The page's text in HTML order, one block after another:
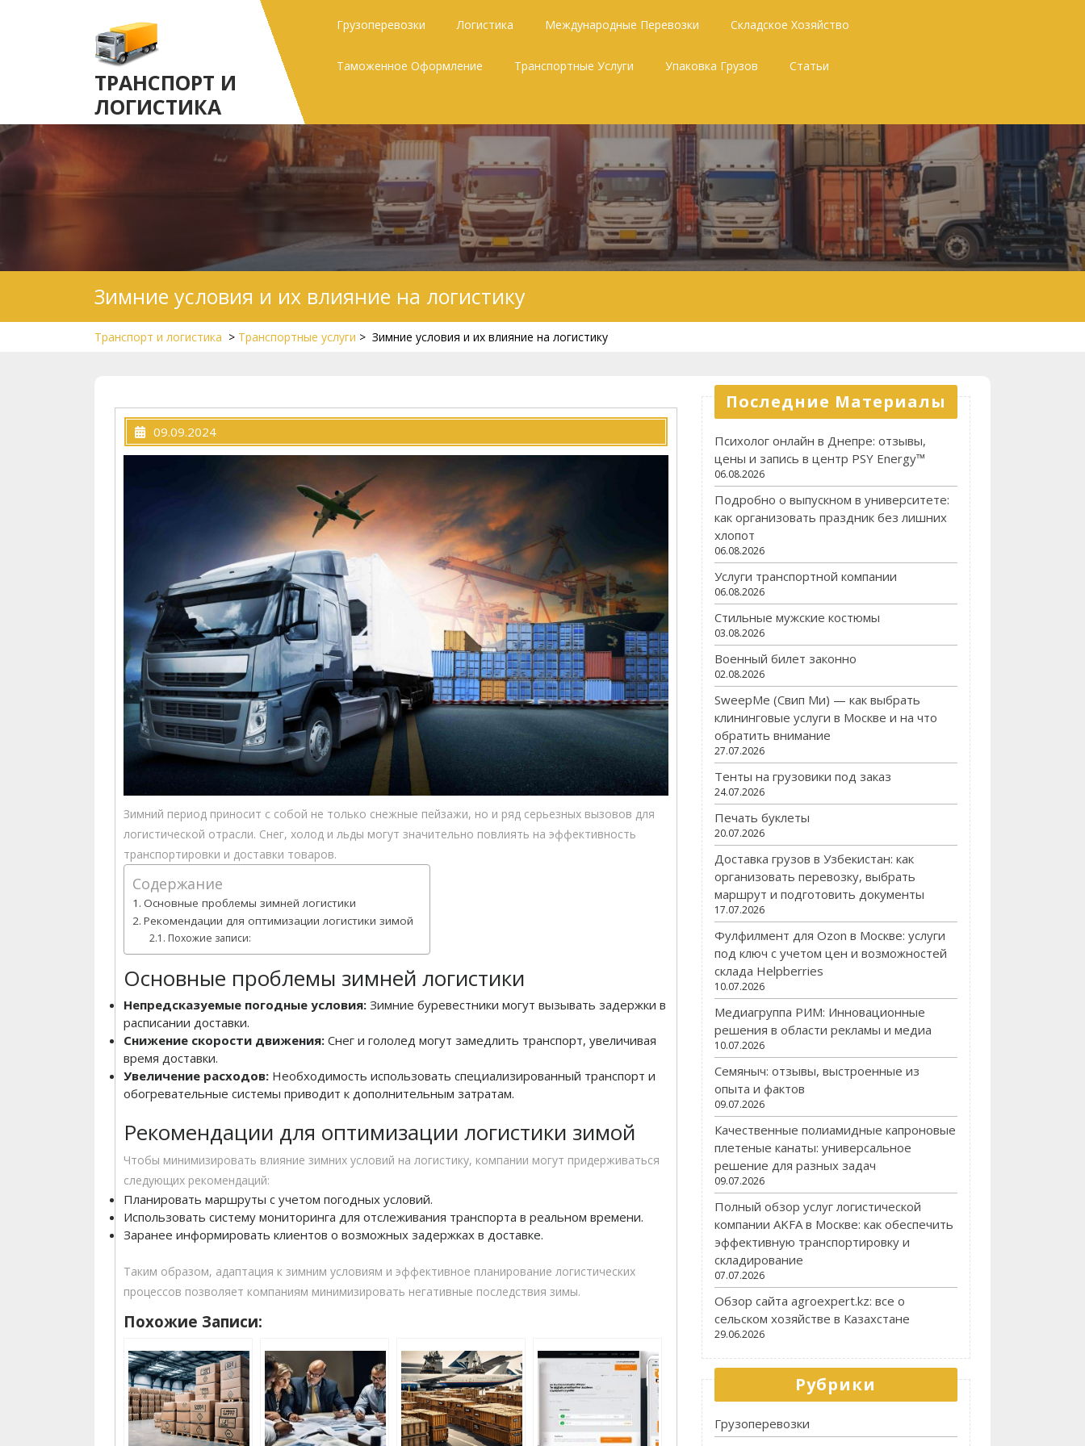
ТРАНСПОРТ И
ЛОГИСТИКА
Грузоперевозки Логистика Международные Перевозки Складское Хозяйство
Таможенное Оформление Транспортные Услуги Упаковка Грузов Статьи
Зимние условия и их влияние на логистику
Транспорт и логистика > Транспортные услуги > Зимние условия и их влияние на логистику
09.09.2024
Зимний период приносит с собой не только снежные пейзажи, но и ряд серьезных вызовов для
логистической отрасли. Снег, холод и льды могут значительно повлиять на эффективность
транспортировки и доставки товаров.
Содержание
Основные проблемы зимней логистики
Рекомендации для оптимизации логистики зимой
Похожие записи:
Основные проблемы зимней логистики
Непредсказуемые погодные условия: Зимние буревестники могут вызывать задержки в
расписании доставки.
Снижение скорости движения: Снег и гололед могут замедлить транспорт, увеличивая
время доставки.
Увеличение расходов: Необходимость использовать специализированный транспорт и
обогревательные системы приводит к дополнительным затратам.
Рекомендации для оптимизации логистики зимой
Чтобы минимизировать влияние зимних условий на логистику, компании могут придерживаться
следующих рекомендаций:
Планировать маршруты с учетом погодных условий.
Использовать систему мониторинга для отслеживания транспорта в реальном времени.
Заранее информировать клиентов о возможных задержках в доставке.
Таким образом, адаптация к зимним условиям и эффективное планирование логистических
процессов позволяет компаниям минимизировать негативные последствия зимы.
Похожие Записи:
Последние Материалы
Психолог онлайн в Днепре: отзывы,
цены и запись в центр PSY Energy™
06.08.2026
Подробно о выпускном в университете:
как организовать праздник без лишних
хлопот
06.08.2026
Услуги транспортной компании
06.08.2026
Стильные мужские костюмы
03.08.2026
Военный билет законно
02.08.2026
SweepMe (Свип Ми) — как выбрать
клининговые услуги в Москве и на что
обратить внимание
27.07.2026
Тенты на грузовики под заказ
24.07.2026
Печать буклеты
20.07.2026
Доставка грузов в Узбекистан: как
организовать перевозку, выбрать
маршрут и подготовить документы
17.07.2026
Фулфилмент для Ozon в Москве: услуги
под ключ с учетом цен и возможностей
склада Helpberries
10.07.2026
Медиагруппа РИМ: Инновационные
решения в области рекламы и медиа
10.07.2026
Семяныч: отзывы, выстроенные из
опыта и фактов
09.07.2026
Качественные полиамидные капроновые
плетеные канаты: универсальное
решение для разных задач
09.07.2026
Полный обзор услуг логистической
компании AKFA в Москве: как обеспечить
эффективную транспортировку и
складирование
07.07.2026
Обзор сайта agroexpert.kz: все о
сельском хозяйстве в Казахстане
29.06.2026
Рубрики
Грузоперевозки